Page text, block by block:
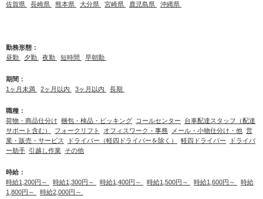
佐賀県
長崎県 熊本県 大分県 宮崎県 鹿児島県 沖縄県
勤務形態：
昼勤
夕勤 夜勤 短時間 早朝勤
期間：
1ヶ月未満
2ヶ月以内 3ヶ月以内 長期
職種：
荷物・商品仕分け 梱包・検品・ピッキング コールセンター
台車配達スタッフ（配達
サポート含む）
フォークリフト オフィスワーク・事務 メール・小物仕分け・他 営
業・販売・サービス
ドライバー（軽四ドライバーを除く） 軽四ドライバー
ドライバ
ー助手 引越し作業 その他
時給：
時給1,200円～
時給1,300円～ 時給1,400円～ 時給1,500円～ 時給1,600円～
時給
1,800円～
時給2,000円～